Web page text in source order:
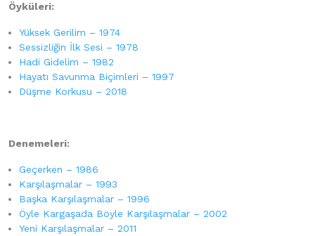
Öyküleri:
Yüksek Gerilim – 1974
Sessizliğin İlk Sesi – 1978
Hadi Gidelim – 1982
Hayatı Savunma Biçimleri – 1997
Düşme Korkusu – 2018
Denemeleri:
Geçerken – 1986
Karşılaşmalar – 1993
Başka Karşılaşmalar – 1996
Öyle Kargaşada Böyle Karşılaşmalar – 2002
Yeni Karşılaşmalar – 2011